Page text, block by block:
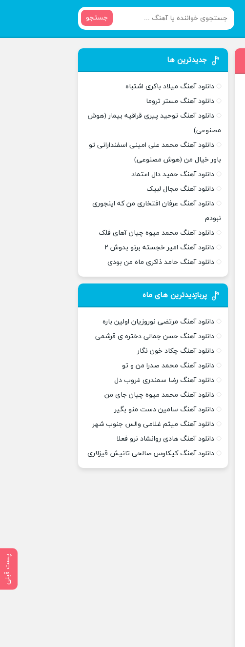
جستجو
پست قبلی
جدیدترین ها
دانلود آهنگ میلاد باکری اشتباه
دانلود آهنگ مستر تروما
دانلود آهنگ توحید پیری قراقیه بیمار (هوش
مصنوعی)
دانلود آهنگ محمد علی امینی اسفندارانی تو
باور خیال من (هوش مصنوعی)
دانلود آهنگ حمید دال اعتماد
دانلود آهنگ مجال لبیک
دانلود آهنگ عرفان افتخاری من که اینجوری
نبودم
دانلود آهنگ محمد میوه چیان آهای فلک
دانلود آهنگ امیر خجسته برنو بدوش ۲
دانلود آهنگ حامد ذاکری ماه من بودی
پربازدیدترین های ماه
دانلود آهنگ مرتضی نوروزیان اولین باره
دانلود آهنگ حسن جمالی دختره ی قرشمی
دانلود آهنگ چکاد خون نگار
دانلود آهنگ محمد صدرا من و تو
دانلود آهنگ رضا سمندری غروب دل
دانلود آهنگ محمد میوه چیان جای من
دانلود آهنگ سامین دست منو بگیر
دانلود آهنگ میثم غلامی والس جنوب شهر
دانلود آهنگ هادی روانشاد نرو فعلا
دانلود آهنگ کیکاوس صالحی تانیش قیزلاری